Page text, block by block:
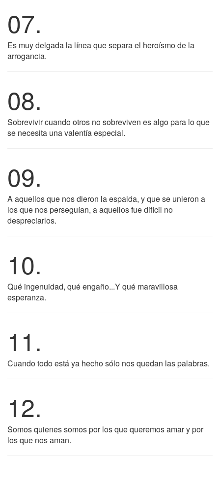
07.
Es muy delgada la línea que separa el heroísmo de la
arrogancia.
08.
Sobrevivir cuando otros no sobreviven es algo para lo que
se necesita una valentía especial.
09.
A aquellos que nos dieron la espalda, y que se unieron a
los que nos perseguían, a aquellos fue difícil no
despreciarlos.
10.
Qué ingenuidad, qué engaño...Y qué maravillosa
esperanza.
11.
Cuando todo está ya hecho sólo nos quedan las palabras.
12.
Somos quienes somos por los que queremos amar y por
los que nos aman.